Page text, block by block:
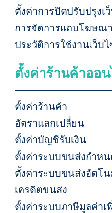
ตั้งค่าการปิดปรับปรุงเ
การจัดการแถบโฆษณา
ประวัติการใช้งานเว็บ
ตั้งค่าร้านค้าออ
ตั้งค่าร้านค้า
อัตราแลกเปลี่ยน
ตั้งค่าบัญชีรับเงิน
ตั้งค่าระบบขนส่งกำหน
ตั้งค่าระบบขนส่งอัตโ
เครดิตขนส่ง
ตั้งค่าระบบภาษีมูลค่าเ